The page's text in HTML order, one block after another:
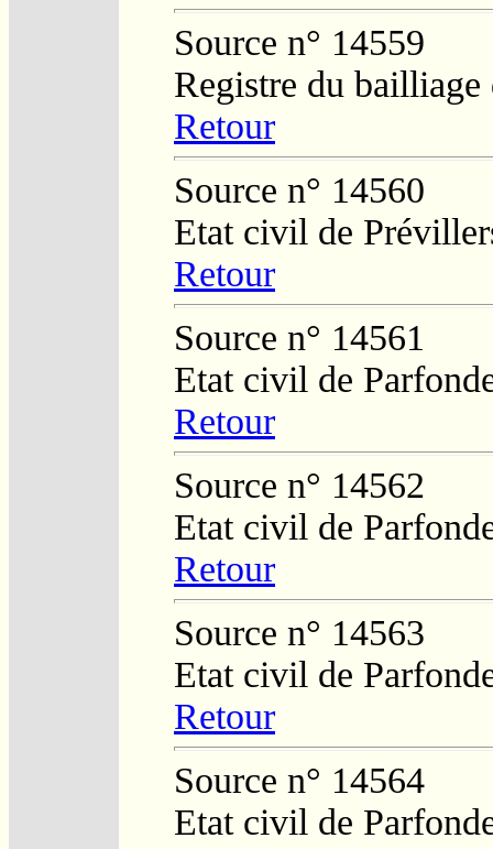
Source n° 14559
Registre du bailliage
Retour
Source n° 14560
Etat civil de
Retour
Source n° 14561
Etat civil de
Retour
Source n° 14562
Etat civil de
Retour
Source n° 14563
Etat civil de
Retour
Source n° 14564
Etat civil de